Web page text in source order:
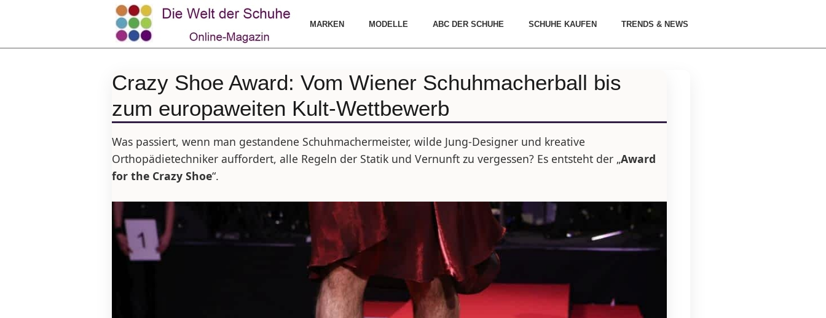
MARKEN MODELLE ABC DER SCHUHE SCHUHE KAUFEN TRENDS & NEWS
Crazy Shoe Award: Vom Wiener Schuhmacherball bis
zum europaweiten Kult-Wettbewerb
Was passiert, wenn man gestandene Schuhmachermeister, wilde Jung-Designer und kreative
Orthopädietechniker auffordert, alle Regeln der Statik und Vernunft zu vergessen? Es entsteht der „Award
for the Crazy Shoe“.